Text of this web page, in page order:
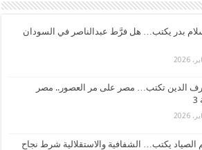
بدر يكتب… هل فرَّط عبدالناصر في السودان
الدين تكتب… مصر على مر العصور.. مصر
الصياد يكتب… الشفافية والاستقلالية شرط نجاح